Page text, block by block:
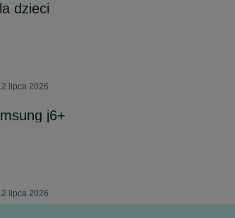
dzieci
lipca 2026
j6+
lipca 2026